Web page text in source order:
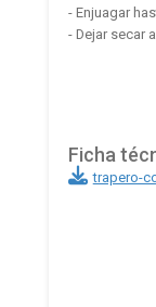
- Enjuagar
- Dejar secar
Ficha
trapero-